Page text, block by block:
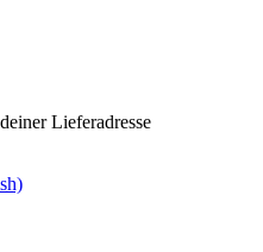
Lieferadresse